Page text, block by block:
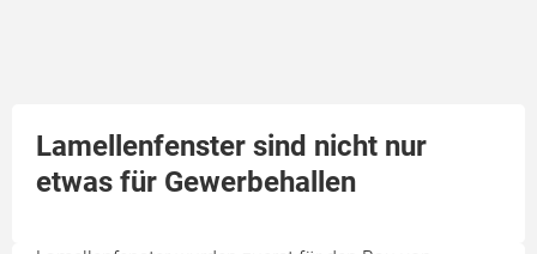
Lamellenfenster sind nicht nur
etwas für Gewerbehallen